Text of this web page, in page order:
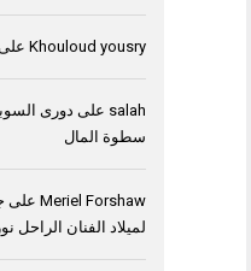
Khouloud yousry على
salah على دورى
سطوة المال
Meriel Forshaw على
لميلاد الفنان الراحل